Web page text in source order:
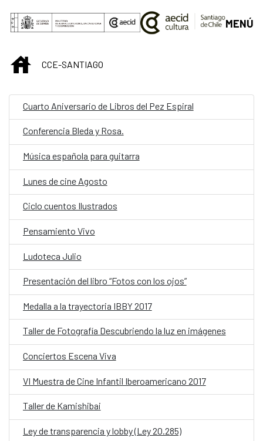
Saltar al contenido principal
MENÚ
INICIOCCE-SANTIAGO
Cuarto Aniversario de Libros del Pez Espiral
Conferencia Bleda y Rosa.
Música española para guitarra
Lunes de cine Agosto
Ciclo cuentos Ilustrados
Pensamiento Vivo
Ludoteca Julio
Presentación del libro “Fotos con los ojos”
Medalla a la trayectoria IBBY 2017
Taller de Fotografía Descubriendo la luz en imágenes
Conciertos Escena Viva
VI Muestra de Cine Infantil Iberoamericano 2017
Taller de Kamishibai
Ley de transparencia y lobby (Ley 20.285)